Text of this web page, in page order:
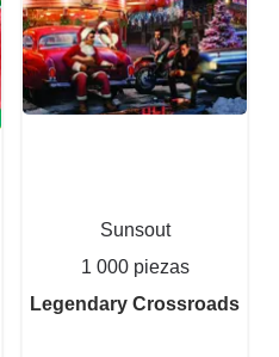
Sunsout
1 000 piezas
Legendary Crossroads